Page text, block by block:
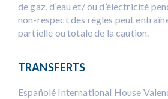
de gaz, d’eau et/ ou d’électricité
non-respect des règles peut
partielle ou totale de la caution.
TRANSFERTS
Españolé International House